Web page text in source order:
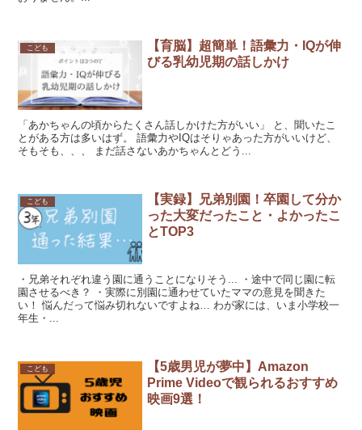
こども
【育脳】超簡単！語彙力・IQが伸
びる乳幼児期の話しかけ
「あかちゃんの頃からたくさん話しかけた方がいい」 と、聞いたこ
とがある方は多いはず。 語彙力やIQはそりゃあった方がいいけど、
そもそも、、、 まだ話さないあかちゃんとどう...
こども
【実録】兄弟別園！卒園して分か
った大変だったこと・よかったこ
とTOP3
・兄弟それぞれ違う園に通うことになりそう... ・途中で同じ園に転
園させるべき？ ・実際に別園に通わせていたママの意見を聞きた
い！ 悩んだって悩み切れないですよね… わが家には、いま小学校一
年生・...
こども
【5歳男児が夢中】Amazon
Prime Videoで観られるおすすめ
映画9選！